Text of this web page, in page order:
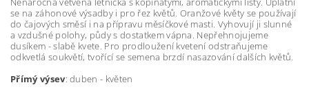
se na záhonové výsadby i pro řez květů. Oranžové květy se používají
do čajových směsí i na přípravu měsíčkové masti. Vyhovují ji slunné
a vzdušné polohy, půdy s dostatkem vápna. Nepřehnojujeme
dusíkem - slabě kvete. Pro prodloužení kvetení odstraňujeme
odkvetlá soukvětí, tvořící se semena brzdí nasazování dalších květů.
Přímý výsev: duben - květen